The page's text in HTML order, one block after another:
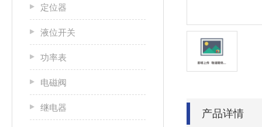
定位器
液位开关
功率表
电磁阀
继电器
产品详情